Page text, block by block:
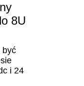
8U
być
i 24